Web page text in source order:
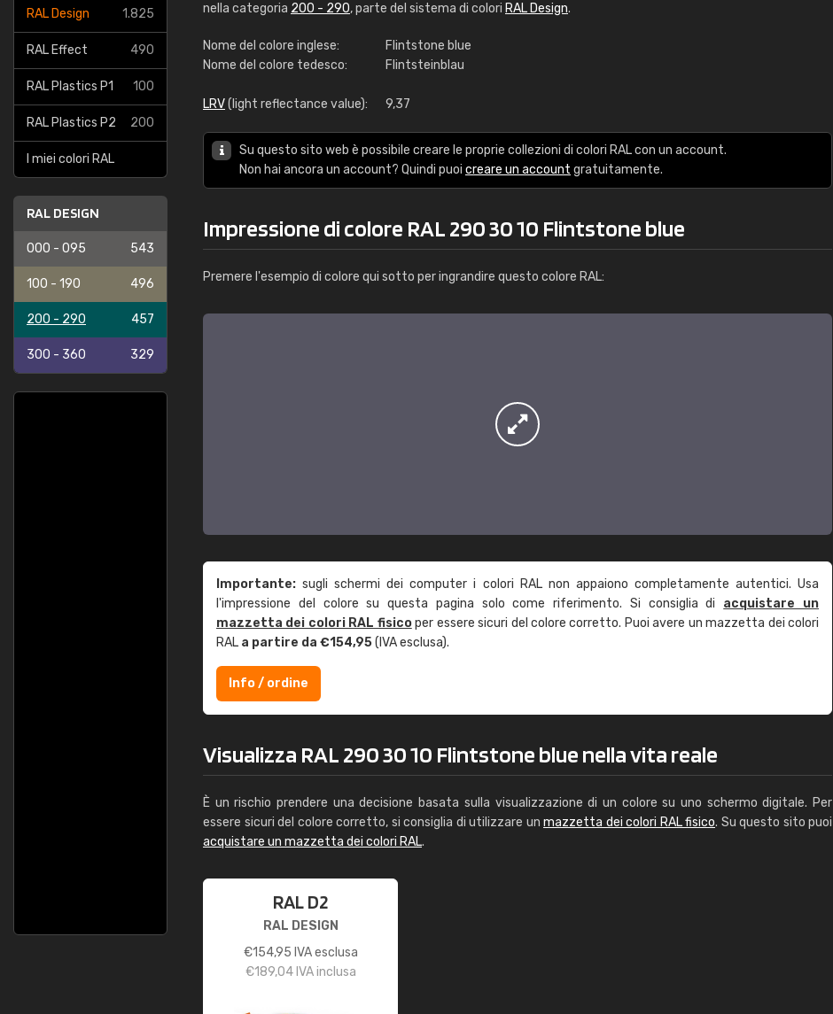
RAL Design 1.825
RAL Effect 490
RAL Plastics P1 100
RAL Plastics P2 200
I miei colori RAL
RAL DESIGN
000 - 095 543
100 - 190 496
200 - 290 457
300 - 360 329
nella categoria 200 - 290, parte del sistema di colori RAL Design.
Nome del colore inglese:
Flintstone blue
Nome del colore tedesco:
Flintsteinblau
LRV(light reflectance value): 9,37
Su questo sito web è possibile creare le proprie collezioni di colori RAL con un account.
Non hai ancora un account? Quindi puoi creare un account gratuitamente.
Impressione di colore RAL 290 30 10 Flintstone blue
Premere l'esempio di colore qui sotto per ingrandire questo colore RAL:
Importante: sugli schermi dei computer i colori RAL non appaiono completamente autentici. Usa
l'impressione del colore su questa pagina solo come riferimento. Si consiglia di acquistare un
mazzetta dei colori RAL fisicoper essere sicuri del colore corretto. Puoi avere un mazzetta dei colori
RAL a partire da €154,95(IVA esclusa).
Info / ordine
Visualizza RAL 290 30 10 Flintstone blue nella vita reale
È un rischio prendere una decisione basata sulla visualizzazione di un colore su uno schermo digitale. Per
essere sicuri del colore corretto, si consiglia di utilizzare un mazzetta dei colori RAL fisico. Su questo sito puoi
acquistare un mazzetta dei colori RAL.
RAL D2
RAL DESIGN
€154,95 IVA esclusa
€189,04IVA inclusa
RAL K7 a base d'acqua
Info / ordine
Caterina Maifredi